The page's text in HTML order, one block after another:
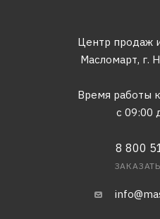
Центр продаж
Масломарт, г.
Время работы
с 09:00
8 800